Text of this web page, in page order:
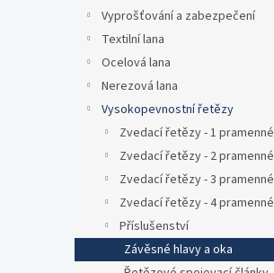
Vyprošťování a zabezpečení
Textilní lana
Ocelová lana
Nerezová lana
Vysokopevnostní řetězy
Zvedací řetězy - 1 pramenné
Zvedací řetězy - 2 pramenné
Zvedací řetězy - 3 pramenné
Zvedací řetězy - 4 pramenné
Příslušenství
Závěsné hlavy a oka